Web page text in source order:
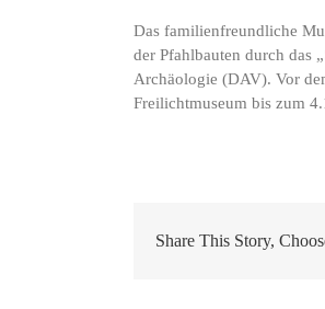
Das familienfreundliche
der Pfahlbauten durch das
Archäologie (DAV). Vor
Freilichtmuseum bis zum
Share This Story,